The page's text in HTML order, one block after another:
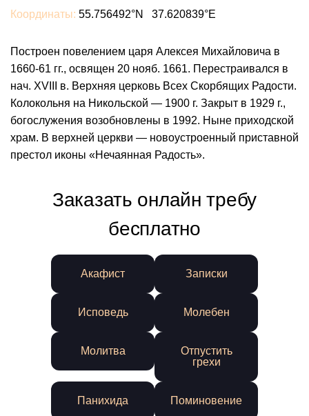
Координаты: 55.756492°N 37.620839°E
Построен повелением царя Алексея Михайловича в
1660-61 гг., освящен 20 нояб. 1661. Перестраивался в
нач. XVIII в. Верхняя церковь Всех Скорбящих Радости.
Колокольня на Никольской — 1900 г. Закрыт в 1929 г.,
богослужения возобновлены в 1992. Ныне приходской
храм. В верхней церкви — новоустроенный приставной
престол иконы «Нечаянная Радость».
Заказать онлайн требу
бесплатно
Акафист Записки
Исповедь Молебен
Молитва
Отпустить
грехи
Панихида Поминовение